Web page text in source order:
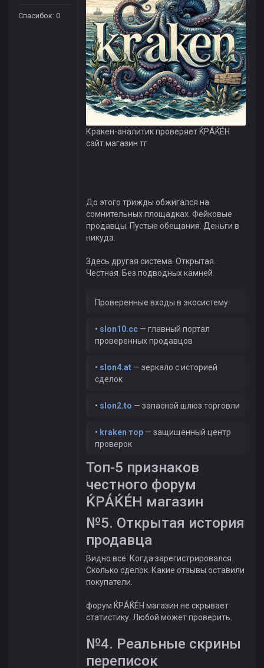
Спасибок: 0
Кракен-аналитик проверяет ЌРÁЌÉH
сайт магазин тг
До этого трижды обжигался на
сомнительных площадках. Фейковые
продавцы. Пустые обещания. Деньги в
никуда.
Здесь другая система. Открытая.
Честная. Без подводных камней.
Проверенные входы в экосистему:
• slon10.cc — главный портал
проверенных продавцов
• slon4.at — зеркало с историей
сделок
• slon2.to — запасной шлюз торговли
• kraken тор — защищённый центр
проверок
Топ-5 признаков
честного форум
ЌРÁЌÉH магазин
№5. Открытая история
продавца
Видно всё. Когда зарегистрировался.
Сколько сделок. Какие отзывы оставили
покупатели.
форум ЌРÁЌÉH магазин не скрывает
статистику. Любой может проверить.
№4. Реальные скрины
переписок